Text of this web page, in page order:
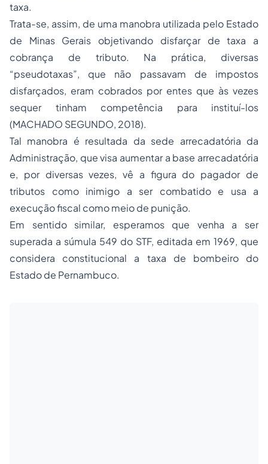
taxa.
Trata-se, assim, de uma manobra utilizada pelo Estado
de Minas Gerais objetivando disfarçar de taxa a
cobrança de tributo. Na prática, diversas
“pseudotaxas”, que não passavam de impostos
disfarçados, eram cobrados por entes que às vezes
sequer tinham competência para instituí-los
(MACHADO SEGUNDO, 2018).
Tal manobra é resultada da sede arrecadatória da
Administração, que visa aumentar a base arrecadatória
e, por diversas vezes, vê a figura do pagador de
tributos como inimigo a ser combatido e usa a
execução fiscal como meio de punição.
Em sentido similar, esperamos que venha a ser
superada a súmula 549 do STF, editada em 1969, que
considera constitucional a taxa de bombeiro do
Estado de Pernambuco.